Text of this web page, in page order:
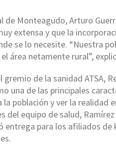
de Monteagudo, Arturo
extensa y que la
se lo necesite. “Nuestra
área netamente rural”,
de la sanidad ATSA,
una de las principales
población y ver la realidad
del equipo de salud, Ramírez
entrega para los afiliados